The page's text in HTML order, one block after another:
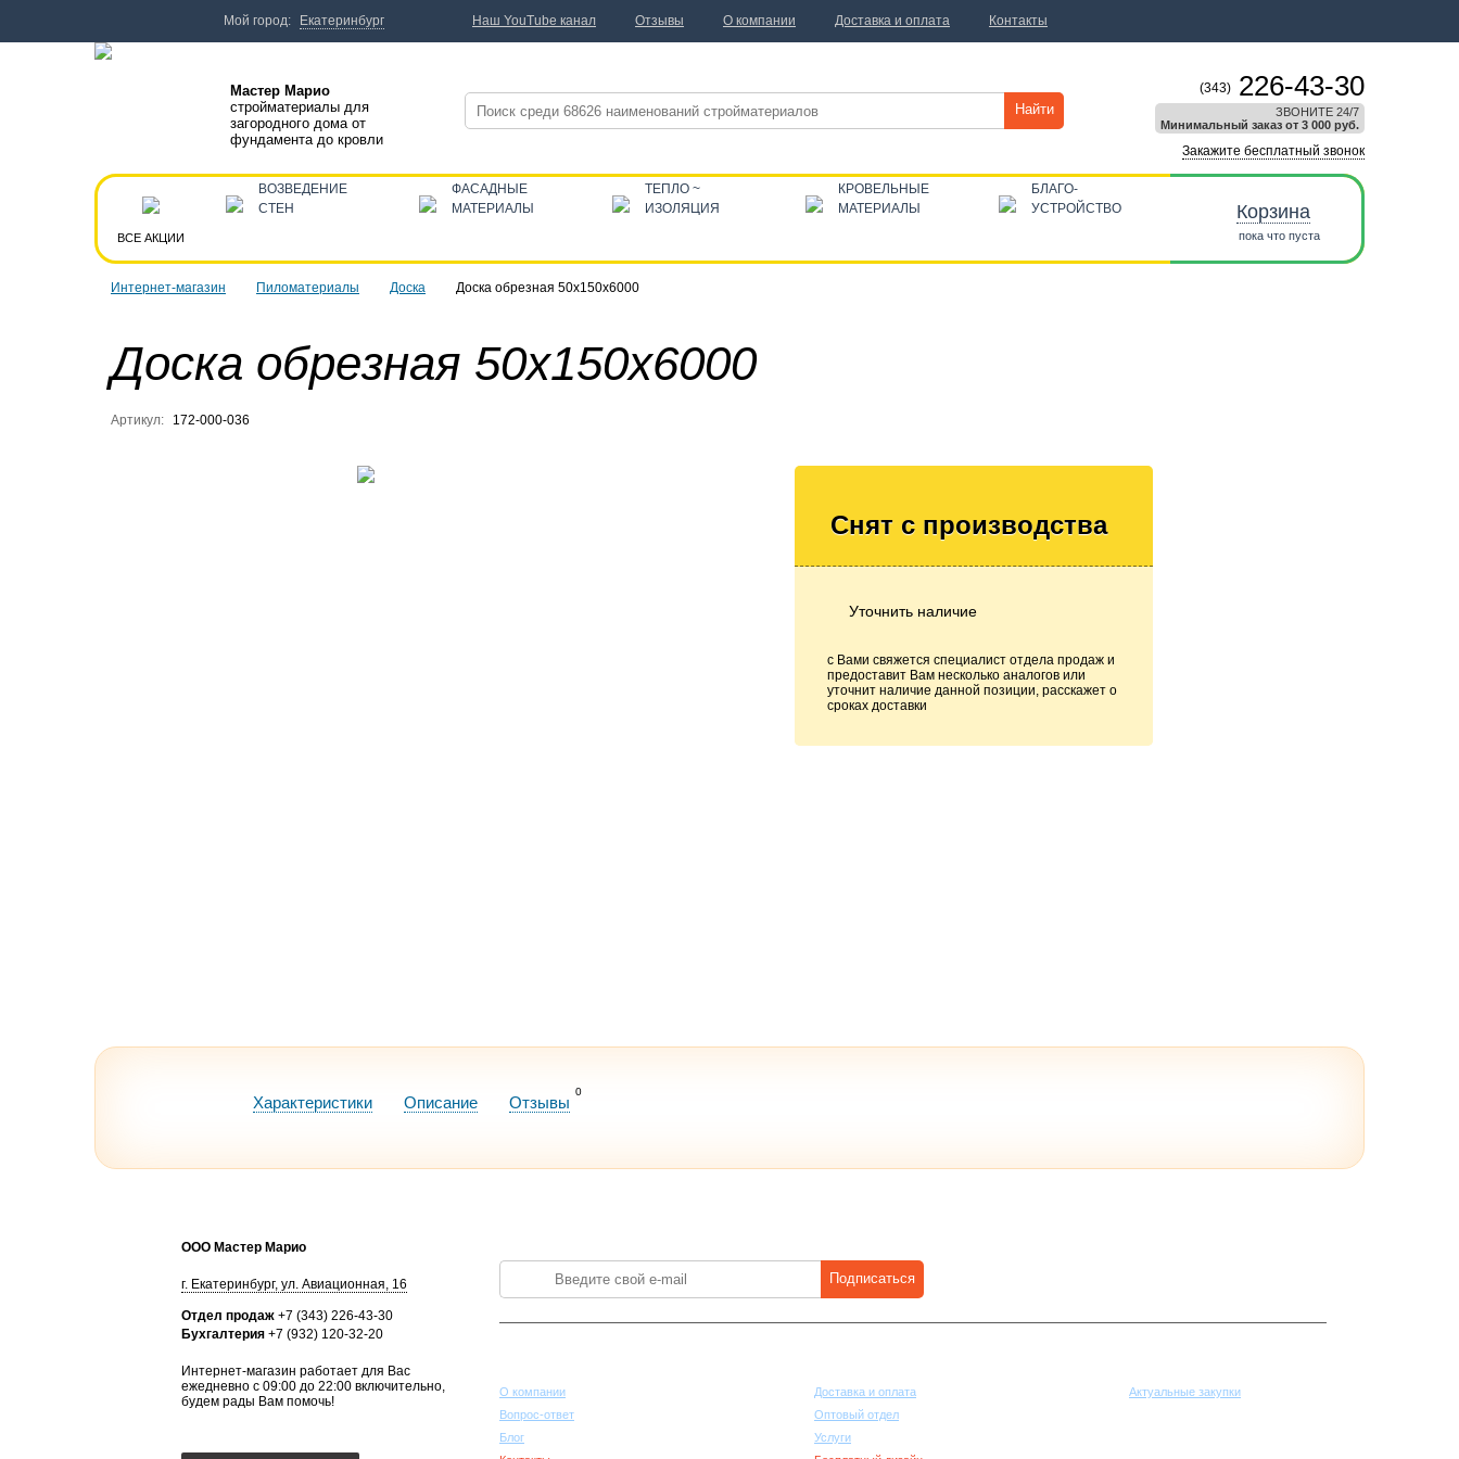
Интернет-магазин Пиломатериалы Доска Доска обрезная 50x150x6000
Доска обрезная 50x150x6000
Артикул: 172-000-036
Снят с производства
Уточнить наличие
с Вами свяжется специалист отдела продаж и
предоставит Вам несколько аналогов или
уточнит наличие данной позиции, расскажет о
сроках доставки
Характеристики Описание Отзывы
0
Мастер Марио
стройматериалы для
загородного дома от
фундамента до кровли
Найти
(343) 226-43-30
ЗВОНИТЕ 24/7
Минимальный заказ от 3 000 руб.
Закажите бесплатный звонок
ВСЕ АКЦИИ
ВОЗВЕДЕНИЕ
СТЕН
ФАСАДНЫЕ
МАТЕРИАЛЫ
ТЕПЛО ~
ИЗОЛЯЦИЯ
КРОВЕЛЬНЫЕ
МАТЕРИАЛЫ
БЛАГО-
УСТРОЙСТВО
Корзина
пока что пуста
ООО Мастер Марио
г. Екатеринбург, ул. Авиационная, 16
Отдел продаж +7 (343) 226-43-30
Бухгалтерия +7 (932) 120-32-20
Интернет-магазин работает для Вас
ежедневно с 09:00 до 22:00 включительно,
будем рады Вам помочь!
Подписаться
О компании
Вопрос-ответ
Блог
Доставка и оплата
Оптовый отдел
Услуги
Актуальные закупки
Мой город: Екатеринбург Наш YouTube канал Отзывы О компании Доставка и оплата Контакты